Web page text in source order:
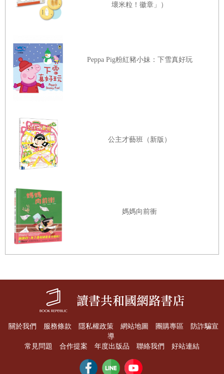
最親近孩子心靈的，莫過於整本繪本擬人化的語句鮮活
的描寫毛毛蟲的成長，就像看到另外一群身穿小袍子、
了會勇敢爬起來。孩子蛹兒一路的成長有許多大人的陪
伴，如蠶蛾夫人、燈蛾夫人、蜻蜓阿姨，最後關鍵的成
長蛻變還有大哥哥「一身金黃色的陽光少年」體貼的幫
小寶寶裝上翅膀，讓小孩能展翅高飛。整本文句與畫面
安全感、跌倒再爬起來的勇氣、成長蛻變後的喜悅
──「當一隻蝴蝶最棒了！」在愛的成長中，故事最後呈
現了蛻變後的光亮與祝福，「火炬貼心照亮前進的道
路」──一語道盡了未來是充滿了光明希望，「風鈴草夫
福。
這是一本非常溫暖而可愛的好書，相信無論是大人陪伴
共讀或孩子們自己閱讀，都能共鳴的享受充滿著本書的
壞米粒！徽章」）
Peppa Pig粉紅豬小妹：下雪真好玩
公主才藝班（新版）
媽媽向前衝
關於我們 服務條款 隱私權政策 網站地圖 團購專區
防詐騙宣
導
常見問題
合作提案 年度出版品 聯絡我們 好站連結